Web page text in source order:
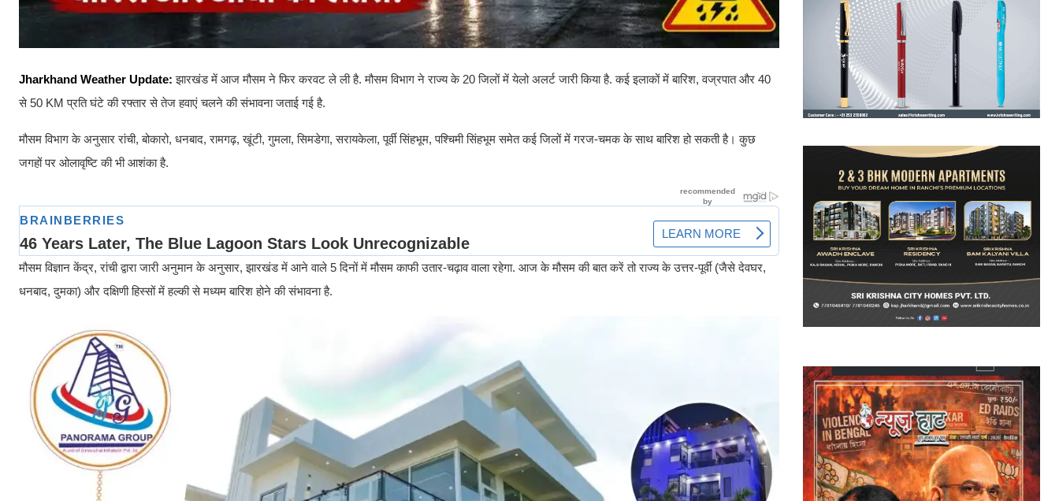
Jharkhand Weather Update: झारखंड में आज मौसम ने फिर करवट ले ली है. मौसम विभाग ने राज्य के 20 जिलों में येलो अलर्ट जारी किया है. कई इलाकों में बारिश, वज्रपात और 40
से 50 KM प्रति घंटे की रफ्तार से तेज हवाएं चलने की संभावना जताई गई है.
मौसम विभाग के अनुसार रांची, बोकारो, धनबाद, रामगढ़, खूंटी, गुमला, सिमडेगा, सरायकेला, पूर्वी सिंहभूम, पश्चिमी सिंहभूम समेत कई जिलों में गरज-चमक के साथ बारिश हो सकती है। कुछ
जगहों पर ओलावृष्टि की भी आशंका है.
मौसम विज्ञान केंद्र, रांची द्वारा जारी अनुमान के अनुसार, झारखंड में आने वाले 5 दिनों में मौसम काफी उतार-चढ़ाव वाला रहेगा. आज के मौसम की बात करें तो राज्य के उत्तर-पूर्वी (जैसे देवघर,
धनबाद, दुमका) और दक्षिणी हिस्सों में हल्की से मध्यम बारिश होने की संभावना है.